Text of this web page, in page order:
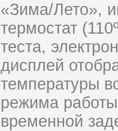
«Зима/Лето»,
термостат
теста,
дисплей
температуры
режима
временной